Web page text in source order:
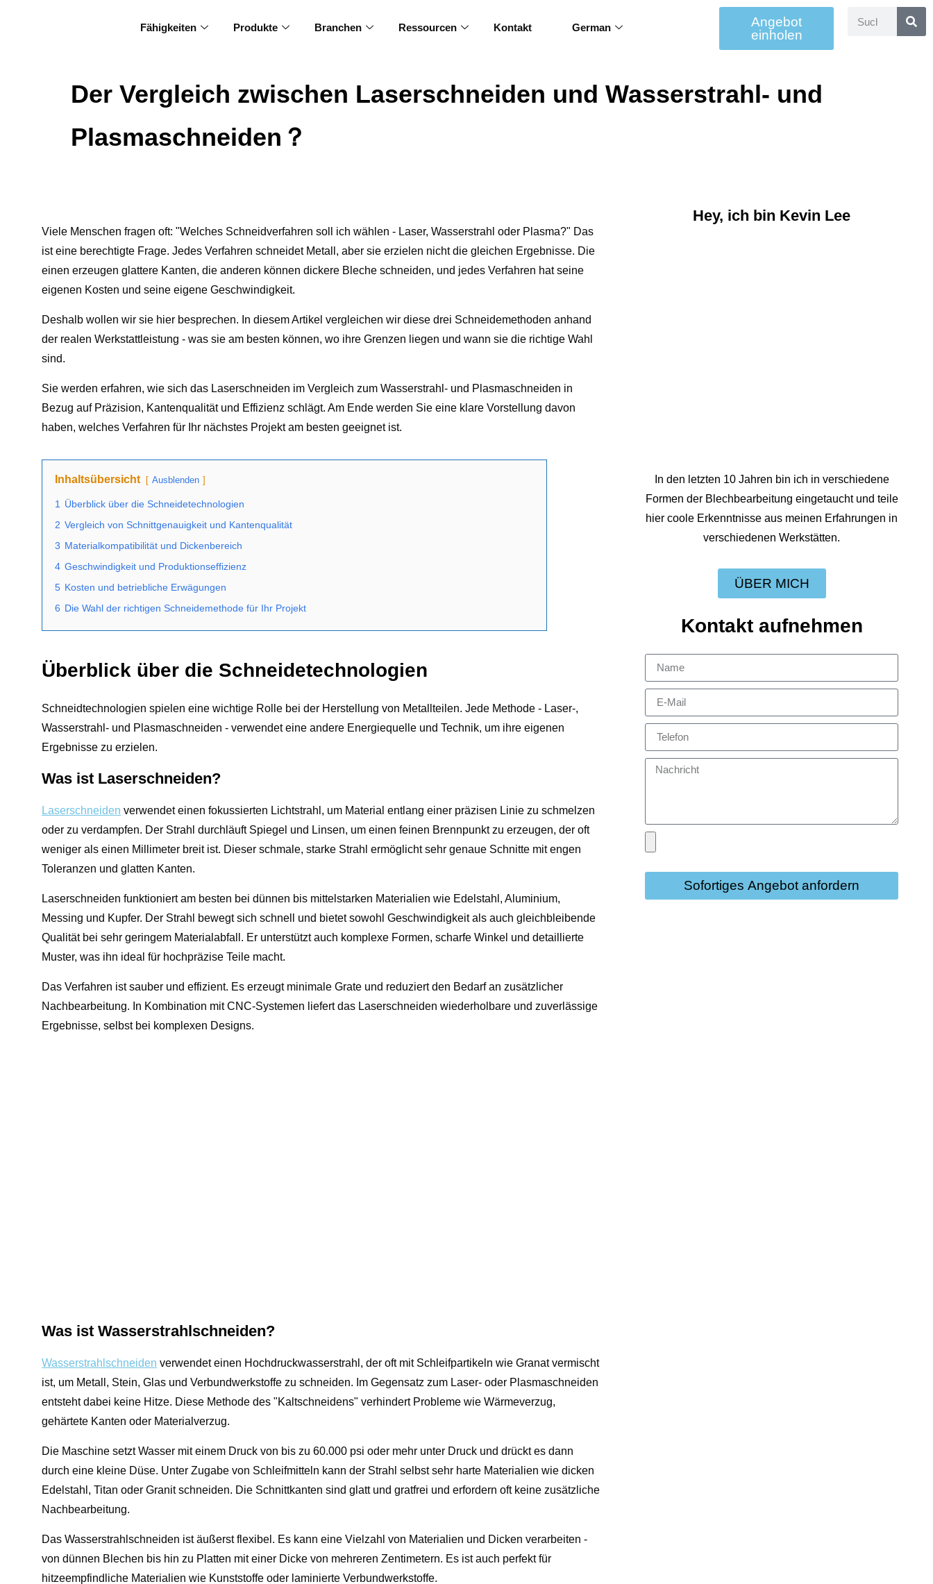
Fähigkeiten Produkte Branchen Ressourcen Kontakt German
Angebot
einholen
Der Vergleich zwischen Laserschneiden und Wasserstrahl- und
Plasmaschneiden？
Viele Menschen fragen oft: "Welches Schneidverfahren soll ich wählen - Laser, Wasserstrahl oder Plasma?" Das
ist eine berechtigte Frage. Jedes Verfahren schneidet Metall, aber sie erzielen nicht die gleichen Ergebnisse. Die
einen erzeugen glattere Kanten, die anderen können dickere Bleche schneiden, und jedes Verfahren hat seine
eigenen Kosten und seine eigene Geschwindigkeit.
Deshalb wollen wir sie hier besprechen. In diesem Artikel vergleichen wir diese drei Schneidemethoden anhand
der realen Werkstattleistung - was sie am besten können, wo ihre Grenzen liegen und wann sie die richtige Wahl
sind.
Sie werden erfahren, wie sich das Laserschneiden im Vergleich zum Wasserstrahl- und Plasmaschneiden in
Bezug auf Präzision, Kantenqualität und Effizienz schlägt. Am Ende werden Sie eine klare Vorstellung davon
haben, welches Verfahren für Ihr nächstes Projekt am besten geeignet ist.
Inhaltsübersicht Ausblenden
1
Überblick über die Schneidetechnologien
2 Vergleich von Schnittgenauigkeit und Kantenqualität
3 Materialkompatibilität und Dickenbereich
4 Geschwindigkeit und Produktionseffizienz
5 Kosten und betriebliche Erwägungen
6 Die Wahl der richtigen Schneidemethode für Ihr Projekt
Überblick über die Schneidetechnologien
Schneidtechnologien spielen eine wichtige Rolle bei der Herstellung von Metallteilen. Jede Methode - Laser-,
Wasserstrahl- und Plasmaschneiden - verwendet eine andere Energiequelle und Technik, um ihre eigenen
Ergebnisse zu erzielen.
Was ist Laserschneiden?
Laserschneiden verwendet einen fokussierten Lichtstrahl, um Material entlang einer präzisen Linie zu schmelzen
oder zu verdampfen. Der Strahl durchläuft Spiegel und Linsen, um einen feinen Brennpunkt zu erzeugen, der oft
weniger als einen Millimeter breit ist. Dieser schmale, starke Strahl ermöglicht sehr genaue Schnitte mit engen
Toleranzen und glatten Kanten.
Laserschneiden funktioniert am besten bei dünnen bis mittelstarken Materialien wie Edelstahl, Aluminium,
Messing und Kupfer. Der Strahl bewegt sich schnell und bietet sowohl Geschwindigkeit als auch gleichbleibende
Qualität bei sehr geringem Materialabfall. Er unterstützt auch komplexe Formen, scharfe Winkel und detaillierte
Muster, was ihn ideal für hochpräzise Teile macht.
Das Verfahren ist sauber und effizient. Es erzeugt minimale Grate und reduziert den Bedarf an zusätzlicher
Nachbearbeitung. In Kombination mit CNC-Systemen liefert das Laserschneiden wiederholbare und zuverlässige
Ergebnisse, selbst bei komplexen Designs.
Was ist Wasserstrahlschneiden?
Wasserstrahlschneiden verwendet einen Hochdruckwasserstrahl, der oft mit Schleifpartikeln wie Granat vermischt
ist, um Metall, Stein, Glas und Verbundwerkstoffe zu schneiden. Im Gegensatz zum Laser- oder Plasmaschneiden
entsteht dabei keine Hitze. Diese Methode des "Kaltschneidens" verhindert Probleme wie Wärmeverzug,
gehärtete Kanten oder Materialverzug.
Die Maschine setzt Wasser mit einem Druck von bis zu 60.000 psi oder mehr unter Druck und drückt es dann
durch eine kleine Düse. Unter Zugabe von Schleifmitteln kann der Strahl selbst sehr harte Materialien wie dicken
Edelstahl, Titan oder Granit schneiden. Die Schnittkanten sind glatt und gratfrei und erfordern oft keine zusätzliche
Nachbearbeitung.
Das Wasserstrahlschneiden ist äußerst flexibel. Es kann eine Vielzahl von Materialien und Dicken verarbeiten -
von dünnen Blechen bis hin zu Platten mit einer Dicke von mehreren Zentimetern. Es ist auch perfekt für
hitzeempfindliche Materialien wie Kunststoffe oder laminierte Verbundwerkstoffe.
Hey, ich bin Kevin Lee
In den letzten 10 Jahren bin ich in verschiedene
Formen der Blechbearbeitung eingetaucht und teile
hier coole Erkenntnisse aus meinen Erfahrungen in
verschiedenen Werkstätten.
ÜBER MICH
Kontakt aufnehmen
Sofortiges Angebot anfordern